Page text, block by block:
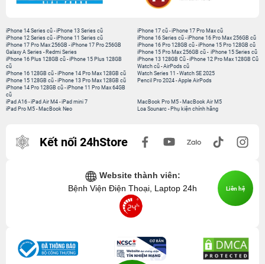
iPhone 14 Series cũ -iPhone 13 Series cũ
iPhone 12 Series cũ -iPhone 11 Series cũ
iPhone 17 Pro Max 256GB -iPhone 17 Pro 256GB
Galaxy A Series - Redmi Series
iPhone 17 cũ-iPhone 17 Pro Max cũ
iPhone 16 Series cũ- iPhone 16 Pro Max 256GB cũ
iPhone 16 Pro 128GB cũ-iPhone 15 Pro 128GB cũ
iPhone 15 Pro Max 256GB cũ- iPhone 15 Series cũ
iPhone 16 Plus 128GB cũ -iPhone 15 Plus 128GB
cũ
iPhone 16 128GB cũ -iPhone 14 Pro Max 128GB cũ
iPhone 15 128GB cũ -iPhone 13 Pro Max 128GB cũ
iPhone 14 Pro 128GB cũ -iPhone 11 Pro Max 64GB
cũ
iPhone 13 128GB Cũ-iPhone 12 Pro Max 128GB Cũ
Watch cũ-AirPods cũ
Watch Series 11 -Watch SE 2025
Pencil Pro 2024-Apple AirPods
iPad A16 -iPad Air M4 -iPad mini 7
iPad Pro M5 - MacBook Neo
MacBook Pro M5- MacBook Air M5
Loa Sounarc- Phụ kiện chính hãng
Kết nối 24hStore
Website thành viên:
Bệnh Viện Điện Thoại, Laptop 24h
Liên hệ